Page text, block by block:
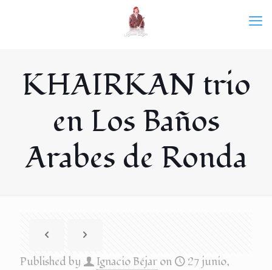
KHAIRKAN trio
en Los Baños
Arabes de Ronda
Published by Ignacio Béjar on
27 junio,